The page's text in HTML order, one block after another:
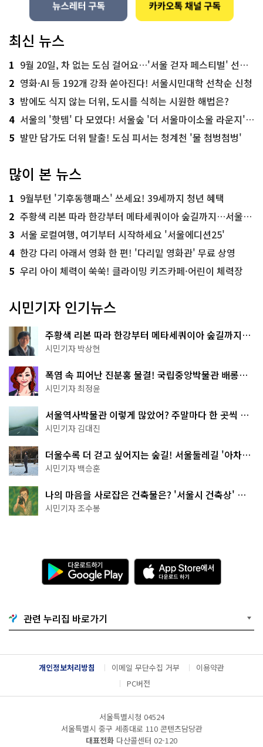
최신 뉴스
1 9월 20일, 차 없는 도심 걸어요…'서울 걷자 페스티벌' 선착순 5천명
2 영화·AI 등 192개 강좌 쏟아진다! 서울시민대학 선착순 신청
3 밤에도 식지 않는 더위, 도시를 식히는 시원한 해법은?
4 서울의 '핫템' 다 모였다! 서울숲 '더 서울마이소울 라운지' 오픈
5 발만 담가도 더위 탈출! 도심 피서는 청계천 '물 첨벙첨벙'
많이 본 뉴스
1 9월부턴 '기후동행패스' 쓰세요! 39세까지 청년 혜택
2 주황색 리본 따라 한강부터 메타세쿼이아 숲길까지…서울둘레길 15코스
3 서울 로컬여행, 여기부터 시작하세요 '서울에디션25'
4 한강 다리 아래서 영화 한 편! '다리밑 영화관' 무료 상영
5 우리 아이 체력이 쑥쑥! 클라이밍 키즈카페·어린이 체력장
시민기자 인기뉴스
주황색 리본 따라 한강부터 메타세쿼이아 숲길까지…
서울둘레길 15코스
시민기자 박상현
폭염 속 피어난 진분홍 물결! 국립중앙박물관 배롱나
무 명소
시민기자 최정윤
서울역사박물관 이렇게 많았어? 주말마다 한 곳씩 떠
나는 역사 산책
시민기자 김대진
더울수록 더 걷고 싶어지는 숲길! 서울둘레길 '아차산
코스'
시민기자 백승훈
나의 마음을 사로잡은 건축물은? '서울시 건축상' 수
상작 공개!
시민기자 조수봉
다
운
로
기
G
o
g
l
e
A
p
p
e
서
다
운
관련 누리집 바로가기
개인정보처리방침 이메일 무단수집 거부
이용약관
PC버전
서울특별시청 04524
서울특별시 중구 세종대로 110 콘텐츠담당관
대표전화 다산콜센터 02-120